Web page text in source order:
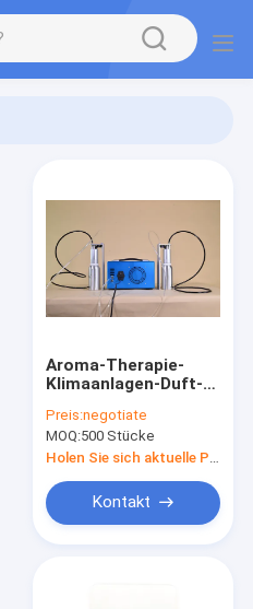
Aroma-Therapie-
Klimaanlagen-Duft-
Preis:negotiate
MOQ:500 Stücke
Kontakt